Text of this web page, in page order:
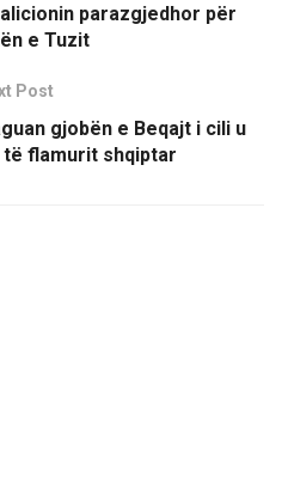
parazgjedhor për
e Tuzit
Post
gjobën e Beqajt i cili u
flamurit shqiptar